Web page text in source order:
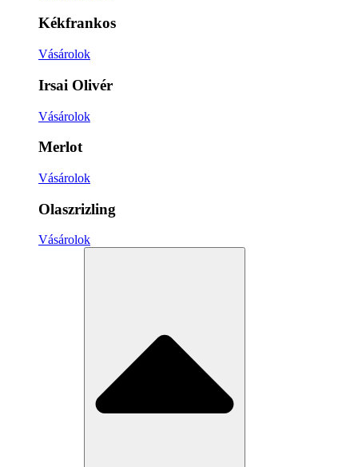
Kékfrankos
Vásárolok
Irsai Olivér
Vásárolok
Merlot
Vásárolok
Olaszrizling
Vásárolok